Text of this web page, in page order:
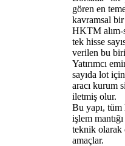
gören en
kavramsal
HKTM alım-
tek hisse
verilen bu
Yatırımcı
sayıda lot
aracı kurum
iletmiş olur.
Bu yapı, tüm
işlem
teknik olarak
amaçlar.